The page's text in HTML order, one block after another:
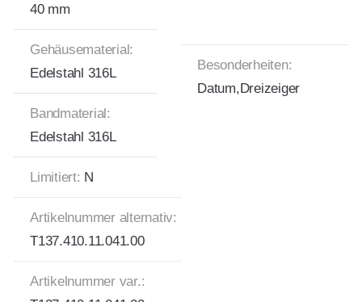
40 mm
Gehäusematerial:
Edelstahl 316L
Bandmaterial:
Edelstahl 316L
Limitiert: N
Artikelnummer alternativ:
T137.410.11.041.00
Artikelnummer var.:
Besonderheiten:
Datum,Dreizeiger